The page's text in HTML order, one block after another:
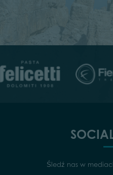
Śledź nas w